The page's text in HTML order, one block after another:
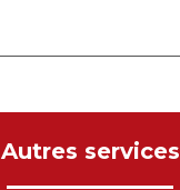
Autres services